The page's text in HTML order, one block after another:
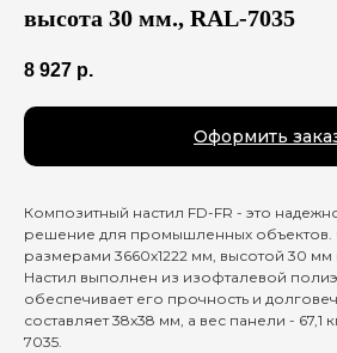
высота 30 мм., RAL-7035
8 927 р.
Оформить
Композитный настил FD-FR - это
решение для промышленных объектов.
размерами 3660х1222 мм, высотой 30 мм
Настил выполнен из изофталевой
обеспечивает его прочность и
составляет 38x38 мм, а вес панели - 67,1
7035.